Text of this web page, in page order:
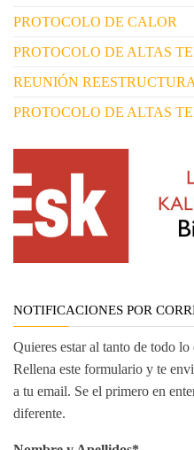
PROTOCOLO DE CALOR
PROTOCOLO DE ALTAS
REUNIÓN
PROTOCOLO DE ALTAS
NOTIFICACIONES POR
Quieres estar al tanto de todo
Rellena este formulario y te
a tu email. Se el primero en
diferente.